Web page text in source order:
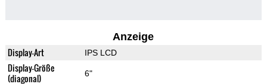
Anzeige
Display-Art IPS LCD
Display-Größe
(diagonal)
6"